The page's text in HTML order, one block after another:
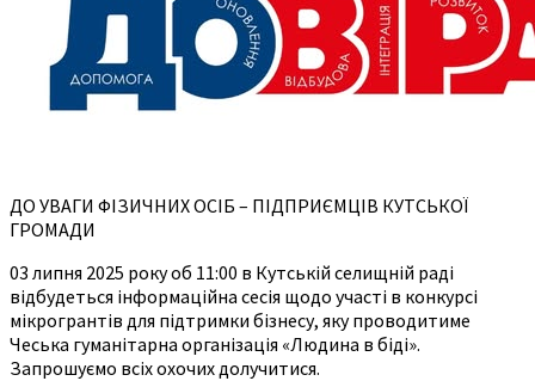
ДО УВАГИ ФІЗИЧНИХ ОСІБ – ПІДПРИЄМЦІВ КУТСЬКОЇ
ГРОМАДИ
03 липня 2025 року об 11:00 в Кутській селищній раді
відбудеться інформаційна сесія щодо участі в конкурсі
мікрогрантів для підтримки бізнесу, яку проводитиме
Чеська гуманітарна організація «Людина в біді».
Запрошуємо всіх охочих долучитися.